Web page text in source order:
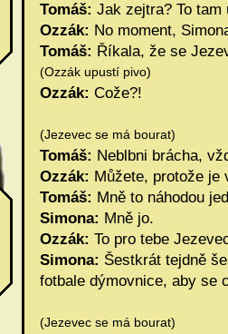
Tomáš: Jak zejtra? To tam
Ozzák: No moment,
Tomáš: Říkala, že se
(Ozzák upustí pivo)
Ozzák: Cože?!
(Jezevec se má bourat)
Tomáš: Neblbni brácha,
Ozzák: Můžete, protože je
Tomáš: Mně to náhodou
Simona: Mně jo.
Ozzák: To pro tebe
Simona: Šestkrát tejdně
fotbale dýmovnice, aby se
(Jezevec se má bourat)